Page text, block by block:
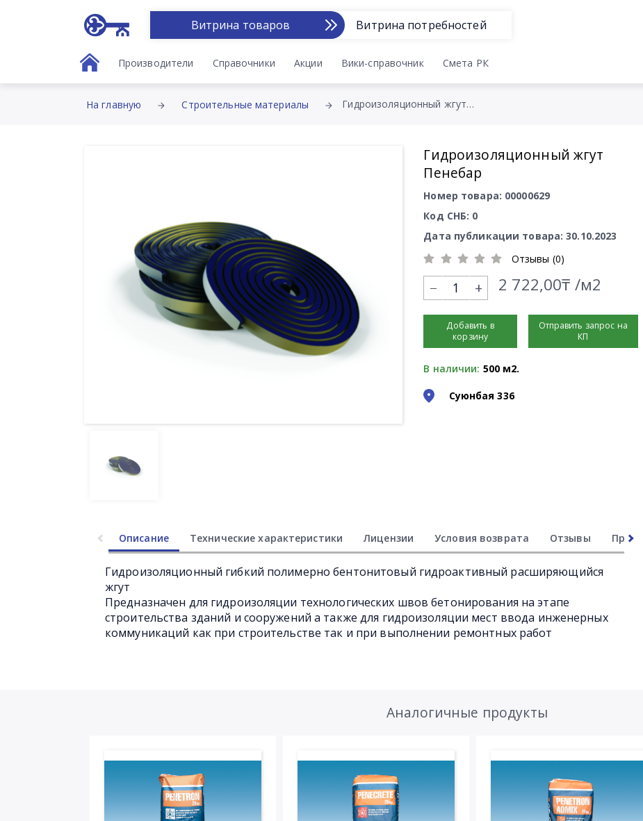
Витрина товаров Витрина потребностей
Производители Справочники Акции Вики-справочник Смета РК
На главную Строительные материалы Гидроизоляционный жгут Пенебар
Гидроизоляционный жгут
Пенебар
Номер товара: 00000629
Код СНБ: 0
Дата публикации товара: 30.10.2023
Отзывы (0)
+ 2 722,00₸ /м2
Добавить в
корзину
Отправить запрос на
КП
В наличии: 500 м2.
Суюнбая 336
Описание Технические характеристики Лицензии Условия возврата Отзывы Прочее
Гидроизоляционный гибкий полимерно бентонитовый гидроактивный расширяющийся
жгут
Предназначен для гидроизоляции технологических швов бетонирования на этапе
строительства зданий и сооружений а также для гидроизоляции мест ввода инженерных
коммуникаций как при строительстве так и при выполнении ремонтных работ
Аналогичные продукты